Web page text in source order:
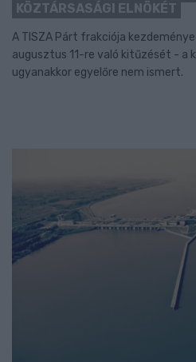
KÖZTÁRSASÁGI ELNÖKÉT
A TISZA Párt frakciója
augusztus 11-re való kitűzését - a
ugyanakkor egyelőre nem ismert.